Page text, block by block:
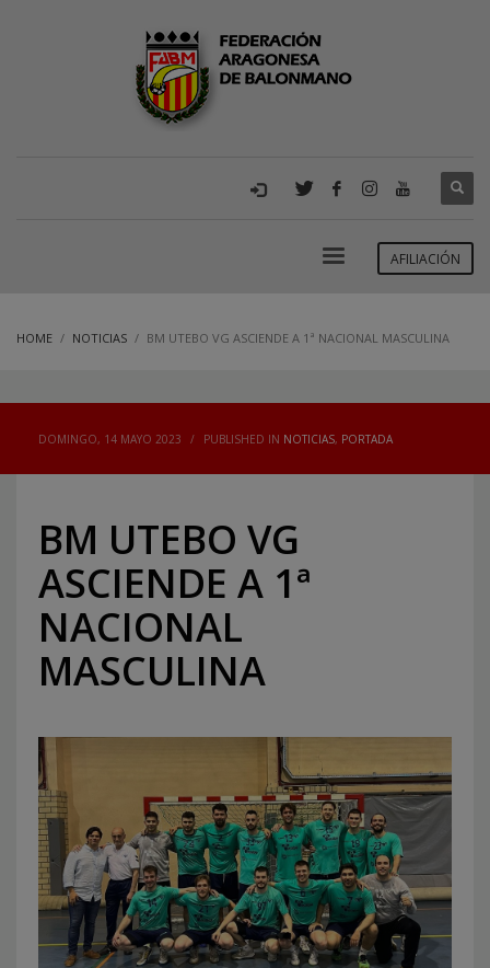
AFILIACIÓN
HOME NOTICIAS BM UTEBO VG ASCIENDE A 1ª NACIONAL MASCULINA
DOMINGO, 14 MAYO 2023 / PUBLISHED IN NOTICIAS, PORTADA
BM UTEBO VG
ASCIENDE A 1ª
NACIONAL
MASCULINA